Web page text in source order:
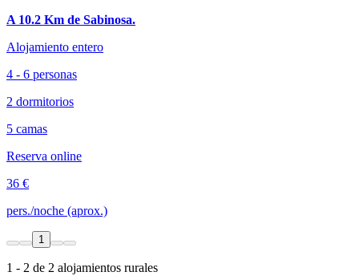
A 10.2 Km de Sabinosa.
Alojamiento entero
4 - 6 personas
2 dormitorios
5 camas
Reserva online
36 €
pers./noche (aprox.)
1
1 - 2 de 2 alojamientos rurales